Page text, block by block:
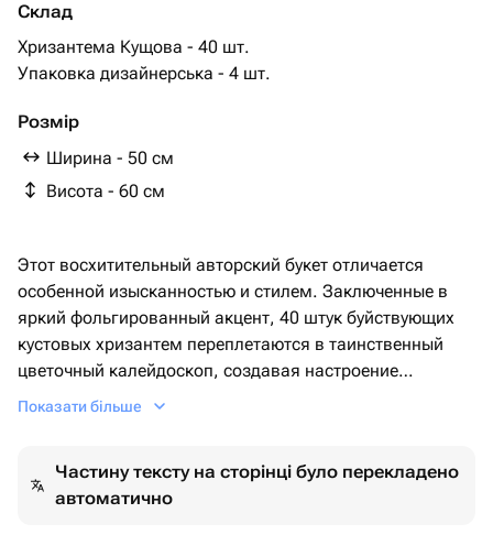
Склад
Хризантема Кущова - 40 шт.
Упаковка дизайнерська - 4 шт.
Розмір
Ширина - 50 см
Висота - 60 см
Этот восхитительный авторский букет отличается
особенной изысканностью и стилем. Заключенные в
яркий фольгированный акцент, 40 штук буйствующих
кустовых хризантем переплетаются в таинственный
цветочный калейдоскоп, создавая настроение
праздника и радости. Дизайнерская упаковка,
оставит незабываемое впечатление.
Показати більше
Частину тексту на сторінці було перекладено
автоматично